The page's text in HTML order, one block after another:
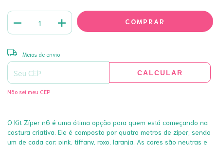
Entregas para o CEP:
Meios de envio
CALCULAR
Não sei meu CEP
O Kit Zíper n6 é uma ótima opção para quem está começando na
costura criativa. Ele é composto por quatro metros de zíper, sendo
um de cada cor: pink, tiffany, roxo, laranja. As cores são neutras e